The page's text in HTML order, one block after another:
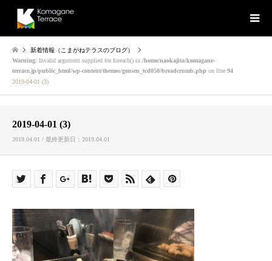
新着情報（こまがねテラスのブログ）
Warning: Invalid argument supplied for foreach() in /home/naokajita/komagane-
terrace.jp/public_html/wp-content/themes/gensen_tcd050/breadcrumb.php on line 94
2019-04-01 (3)
2019-04-01 (3)
2019.04.01 / 最終更新日：2019.04.01